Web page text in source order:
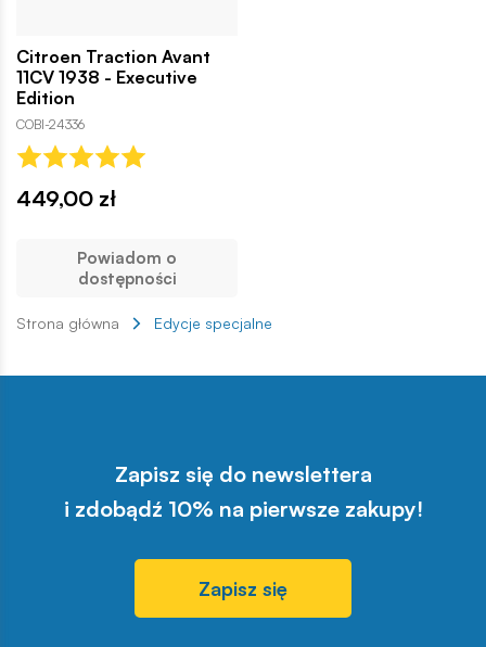
Citroen Traction Avant
11CV 1938 - Executive
Edition
COBI-24336
449,00 zł
Powiadom o
dostępności
Strona główna Edycje specjalne
Zapisz się do newslettera
i zdobądź 10% na pierwsze zakupy!
Zapisz się